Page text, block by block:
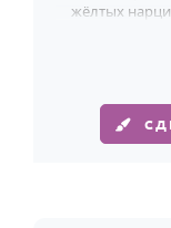
жёлтых